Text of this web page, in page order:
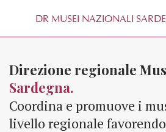
DR MUSEI NAZIONALI
Direzione regionale
Sardegna.
Coordina e promuove i
livello regionale